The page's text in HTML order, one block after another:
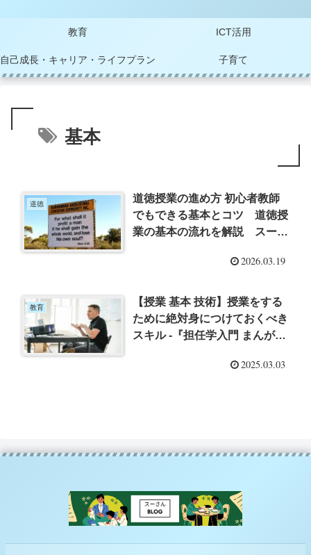
教育 ICT活用
自己成長・キャリア・ライフプラン 子育て
基本
道徳
道徳授業の進め方 初心者教師
でもできる基本とコツ 道徳授
業の基本の流れを解説 スーさ
問・評価までを一気に理解しよ
2026.03.19
教育
【授業 基本 技術】授業をする
ために絶対身につけておくべき
スキル -『担任学入門 まんがで
2025.03.03